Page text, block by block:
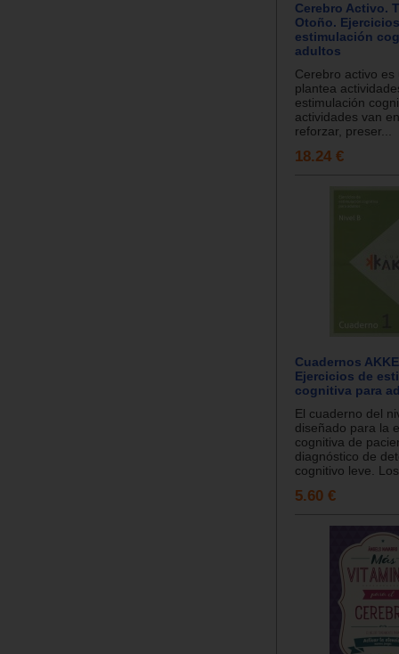
Cerebro Activo.
Otoño.
estimulación
adultos
Cerebro activo es
plantea
estimulación
actividades van
reforzar, preser...
18.24 €
Cuadernos
Ejercicios de
cognitiva para
El cuaderno del
diseñado para la
cognitiva de
diagnóstico de
cognitivo leve.
5.60 €